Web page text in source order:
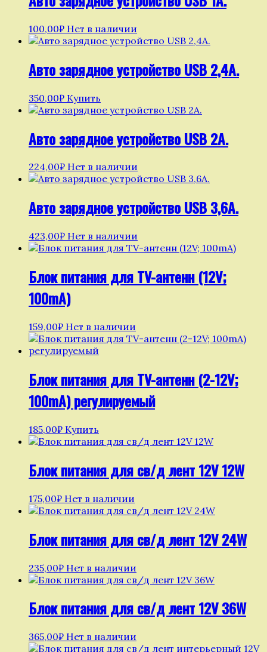
100,00₽ Нет в наличии
Авто зарядное устройство USB 2,4А.
350,00₽ Купить
Авто зарядное устройство USB 2А.
224,00₽ Нет в наличии
Авто зарядное устройство USB 3,6А.
423,00₽ Нет в наличии
Блок питания для TV-антенн (12V;
100mA)
159,00₽ Нет в наличии
Блок питания для TV-антенн (2-12V;
100mA) регулируемый
185,00₽ Купить
Блок питания для св/д лент 12V 12W
175,00₽ Нет в наличии
Блок питания для св/д лент 12V 24W
235,00₽ Нет в наличии
Блок питания для св/д лент 12V 36W
365,00₽ Нет в наличии